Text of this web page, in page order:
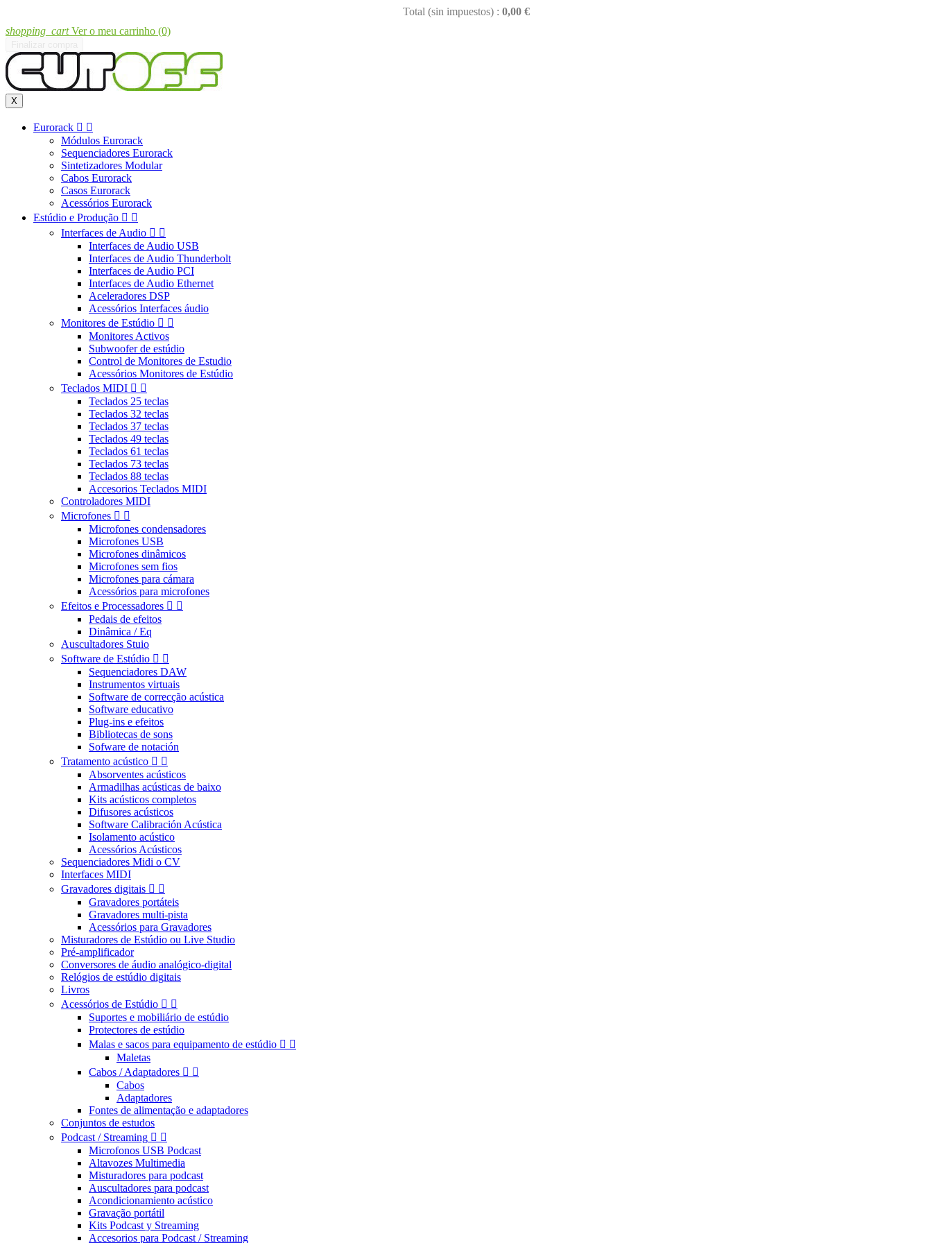
Total (sin impuestos) : 0,00 €
shopping_cart Ver o meu carrinho (0)
X
Eurorack  
Módulos Eurorack
Sequenciadores Eurorack
Sintetizadores Modular
Cabos Eurorack
Casos Eurorack
Acessórios Eurorack
Estúdio e Produção  
Interfaces de Audio  
Interfaces de Audio USB
Interfaces de Audio Thunderbolt
Interfaces de Audio PCI
Interfaces de Audio Ethernet
Aceleradores DSP
Acessórios Interfaces áudio
Monitores de Estúdio  
Monitores Activos
Subwoofer de estúdio
Control de Monitores de Estudio
Acessórios Monitores de Estúdio
Teclados MIDI  
Teclados 25 teclas
Teclados 32 teclas
Teclados 37 teclas
Teclados 49 teclas
Teclados 61 teclas
Teclados 73 teclas
Teclados 88 teclas
Accesorios Teclados MIDI
Controladores MIDI
Microfones  
Microfones condensadores
Microfones USB
Microfones dinâmicos
Microfones sem fios
Microfones para cámara
Acessórios para microfones
Efeitos e Processadores  
Pedais de efeitos
Dinâmica / Eq
Auscultadores Stuio
Software de Estúdio  
Sequenciadores DAW
Instrumentos virtuais
Software de correcção acústica
Software educativo
Plug-ins e efeitos
Bibliotecas de sons
Sofware de notación
Tratamento acústico  
Absorventes acústicos
Armadilhas acústicas de baixo
Kits acústicos completos
Difusores acústicos
Software Calibración Acústica
Isolamento acústico
Acessórios Acústicos
Sequenciadores Midi o CV
Interfaces MIDI
Gravadores digitais  
Gravadores portáteis
Gravadores multi-pista
Acessórios para Gravadores
Misturadores de Estúdio ou Live Studio
Pré-amplificador
Conversores de áudio analógico-digital
Relógios de estúdio digitais
Livros
Acessórios de Estúdio  
Suportes e mobiliário de estúdio
Protectores de estúdio
Malas e sacos para equipamento de estúdio  
Maletas
Cabos / Adaptadores  
Cabos
Adaptadores
Fontes de alimentação e adaptadores
Conjuntos de estudos
Podcast / Streaming  
Microfonos USB Podcast
Altavozes Multimedia
Misturadores para podcast
Auscultadores para podcast
Acondicionamiento acústico
Gravação portátil
Kits Podcast y Streaming
Accesorios para Podcast / Streaming